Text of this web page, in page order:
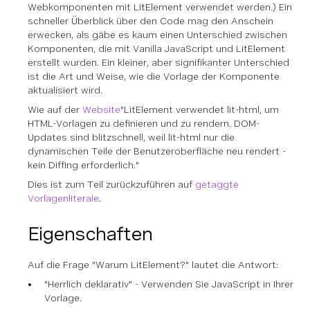
Webkomponenten mit LitElement verwendet werden.) Ein
schneller Überblick über den Code mag den Anschein
erwecken, als gäbe es kaum einen Unterschied zwischen
Komponenten, die mit Vanilla JavaScript und LitElement
erstellt wurden. Ein kleiner, aber signifikanter Unterschied
ist die Art und Weise, wie die Vorlage der Komponente
aktualisiert wird.
Wie auf der Website"LitElement verwendet lit-html, um
HTML-Vorlagen zu definieren und zu rendern. DOM-
Updates sind blitzschnell, weil lit-html nur die
dynamischen Teile der Benutzeroberfläche neu rendert -
kein Diffing erforderlich."
Dies ist zum Teil zurückzuführen auf getaggte
Vorlagenliterale.
Eigenschaften
Auf die Frage "Warum LitElement?" lautet die Antwort:
"Herrlich deklarativ" - Verwenden Sie JavaScript in Ihrer
Vorlage.